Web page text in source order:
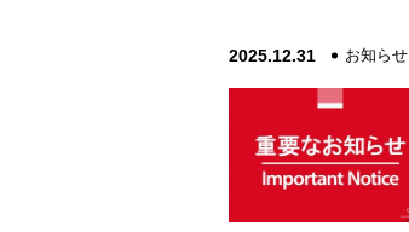
2025.12.31 お知らせ